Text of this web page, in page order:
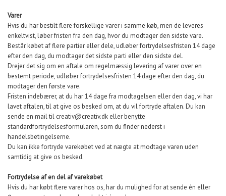
Varer
Hvis du har bestilt flere forskellige varer i samme køb, men de leveres
enkeltvist, løber fristen fra den dag, hvor du modtager den sidste vare.
Består købet af flere partier eller dele, udløber fortrydelsesfristen 14 dage
efter den dag, du modtager det sidste parti eller den sidste del.
Drejer det sig om en aftale om regelmæssig levering af varer over en
bestemt periode, udløber fortrydelsesfristen 14 dage efter den dag, du
modtager den første vare.
Fristen indebærer, at du har 14 dage fra modtagelsen eller den dag, vi har
lavet aftalen, til at give os besked om, at du vil fortryde aftalen. Du kan
sende en mail til creativ@creativ.dk eller benytte
standardfortrydelsesformularen, som du finder nederst i
handelsbetingelserne.
Du kan ikke fortryde varekøbet ved at nægte at modtage varen uden
samtidig at give os besked.
Fortrydelse af en del af varekøbet
Hvis du har købt flere varer hos os, har du mulighed for at sende én eller